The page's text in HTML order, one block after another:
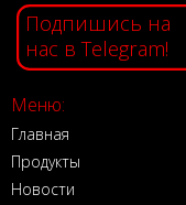
Подпишись на
нас в Telegram!
Меню:
Главная
Продукты
Новости